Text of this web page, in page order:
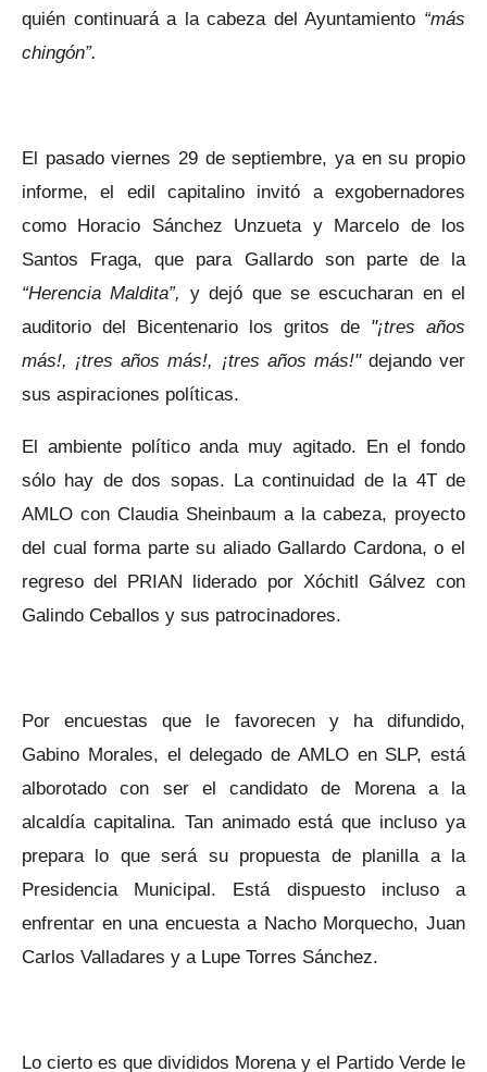
quién continuará a la cabeza del Ayuntamiento “más
chingón”.
El pasado viernes 29 de septiembre, ya en su propio
informe, el edil capitalino invitó a exgobernadores
como Horacio Sánchez Unzueta y Marcelo de los
Santos Fraga, que para Gallardo son parte de la
“Herencia Maldita”, y dejó que se escucharan en el
auditorio del Bicentenario los gritos de "¡tres años
más!, ¡tres años más!, ¡tres años más!"dejando ver
sus aspiraciones políticas.
El ambiente político anda muy agitado. En el fondo
sólo hay de dos sopas. La continuidad de la 4T de
AMLO con Claudia Sheinbaum a la cabeza, proyecto
del cual forma parte su aliado Gallardo Cardona, o el
regreso del PRIAN liderado por Xóchitl Gálvez con
Galindo Ceballos y sus patrocinadores.
Por encuestas que le favorecen y ha difundido,
Gabino Morales, el delegado de AMLO en SLP, está
alborotado con ser el candidato de Morena a la
alcaldía capitalina. Tan animado está que incluso ya
prepara lo que será su propuesta de planilla a la
Presidencia Municipal. Está dispuesto incluso a
enfrentar en una encuesta a Nacho Morquecho, Juan
Carlos Valladares y a Lupe Torres Sánchez.
Lo cierto es que divididos Morena y el Partido Verde le